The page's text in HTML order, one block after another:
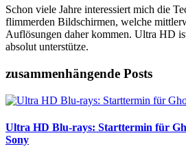
Schon viele Jahre interessiert mich die
flimmerden Bildschirmen, welche
Auflösungen daher kommen. Ultra HD
absolut unterstütze.
zusammenhängende Posts
Ultra HD Blu-rays: Starttermin für
Sony